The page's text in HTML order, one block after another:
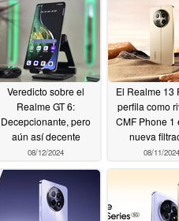
Veredicto sobre el
Realme GT 6:
Decepcionante, pero
aún así decente
08/12/2024
El Realme 13
perfila como
CMF Phone 1
nueva
08/11/2024